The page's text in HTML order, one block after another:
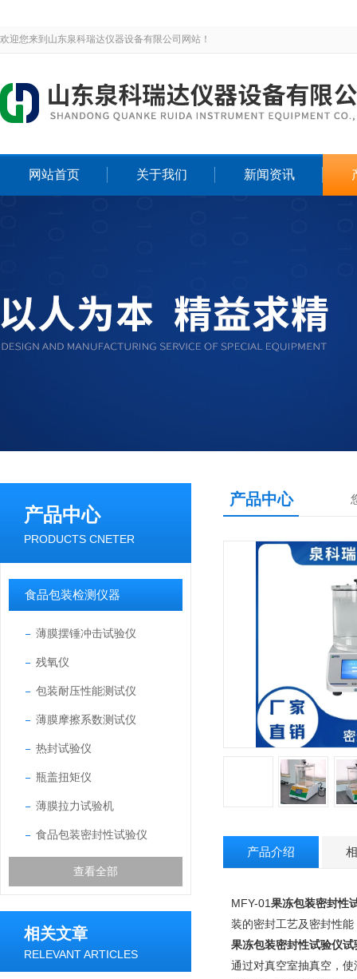
欢迎您来到山东泉科瑞达仪器设备有限公司网站！
网站首页 关于我们 新闻资讯
产品中心
PRODUCTS CNETER
食品包装检测仪器
薄膜摆锤冲击试验仪
残氧仪
包装耐压性能测试仪
薄膜摩擦系数测试仪
热封试验仪
瓶盖扭矩仪
薄膜拉力试验机
食品包装密封性试验仪
查看全部
相关文章
RELEVANT ARTICLES
产品中心
产品介绍
MFY-01果冻包装密封性
装的密封工艺及密封性
果冻包装密封性试验仪试
通过对真空室抽真空，